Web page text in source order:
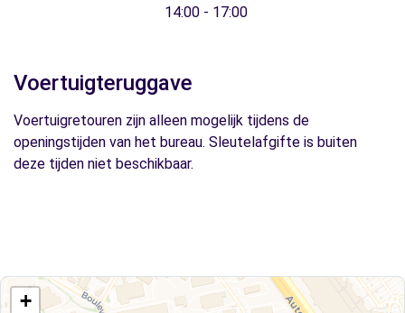
14:00 - 17:00
Voertuigteruggave
Voertuigretouren zijn alleen mogelijk tijdens de
openingstijden van het bureau. Sleutelafgifte is buiten
deze tijden niet beschikbaar.
+